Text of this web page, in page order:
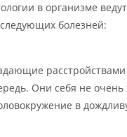
в организме
болезней:
расстройствами
Они себя не
в